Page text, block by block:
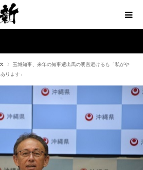
玉城知事、来年の知事選出馬の明言避けるも「私がや
ります」